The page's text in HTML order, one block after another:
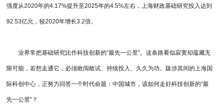
强度从2020年的4.17%提升至2025年的4.5%左右，上海财政基础研究投入达到
92.53亿元，较2020年增长3.2倍。
业界常把基础研究比作科技创新的“最先一公里”。这条路看似寂寞却蕴藏无
限可能，若想走通它，必须敢闯敢试、持续投入、久久为功。跋涉其间的上海国
际科创中心，正努力回答一个时代命题：中国城市，该如何走好科技创新的“最
先一公里”？